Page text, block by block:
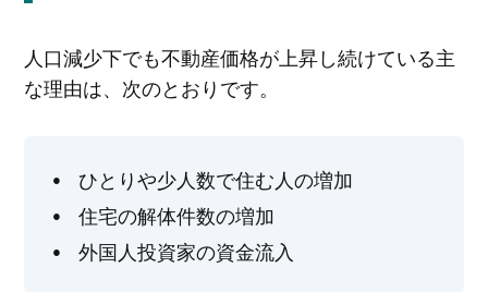
人口減少下でも不動産価格が上昇し続けている主
な理由は、次のとおりです。
ひとりや少人数で住む人の増加
住宅の解体件数の増加
外国人投資家の資金流入